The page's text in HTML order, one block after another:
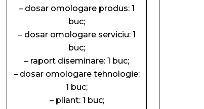
– dosar omologare produs: 1
buc;
– dosar omologare serviciu: 1
buc;
– raport diseminare: 1 buc;
– dosar omologare tehnologie:
1 buc;
– pliant: 1 buc;